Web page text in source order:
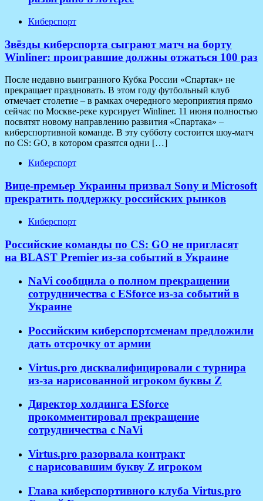
Киберспорт
Звёзды киберспорта сыграют матч на борту
Winliner: проигравшие должны отжаться 100 раз
После недавно выигранного Кубка России «Спартак» не
прекращает праздновать. В этом году футбольный клуб
отмечает столетие – в рамках очередного мероприятия прямо
сейчас по Москве-реке курсирует Winliner. 11 июня полностью
посвятят новому направлению развития «Спартака» –
киберспортивной команде. В эту субботу состоится шоу-матч
по CS: GO, в котором сразятся одни […]
Киберспорт
Вице-премьер Украины призвал Sony и Microsoft
прекратить поддержку российских рынков
Киберспорт
Российские команды по CS: GO не пригласят
на BLAST Premier из-за событий в Украине
NaVi сообщила о полном прекращении
сотрудничества с ESforce из-за событий в
Украине
Российским киберспортсменам предложили
дать отсрочку от армии
Virtus.pro дисквалифицировали с турнира
из-за нарисованной игроком буквы Z
Директор холдинга ESforce
прокомментировал прекращение
сотрудничества с NaVi
​Virtus.pro разорвала контракт
с нарисовавшим букву Z игроком
Глава киберспортивного клуба Virtus.pro